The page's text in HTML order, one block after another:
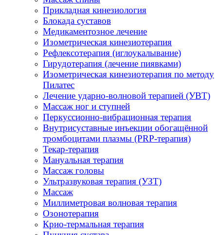
Прикладная кинезиология
Блокада суставов
Медикаментозное лечение
Изометрическая кинезиотерапия
Рефлексотерапия (иглоукалывание)
Гирудотерапия (лечение пиявками)
Изометрическая кинезиотерапия по методу
Пилатес
Лечение ударно-волновой терапией (УВТ)
Массаж ног и ступней
Перкуссионно-вибрационная терапия
Внутрисуставные инъекции обогащённой
тромбоцитами плазмы (PRP-терапия)
Текар-терапия
Мануальная терапия
Массаж головы
Ультразвуковая терапия (УЗТ)
Массаж
Миллиметровая волновая терапия
Озонотерапия
Крио-термальная терапия